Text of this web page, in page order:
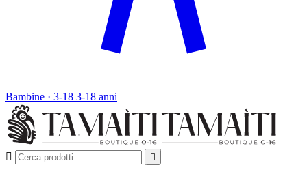
Bambine · 3-18 3-18 anni
 